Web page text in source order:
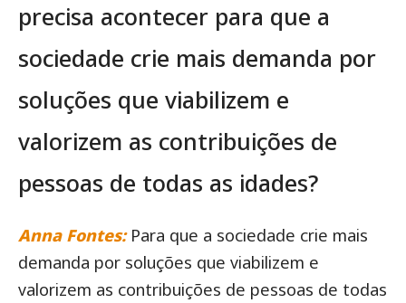
precisa acontecer para que a
sociedade crie mais demanda por
soluções que viabilizem e
valorizem as contribuições de
pessoas de todas as idades?
Anna Fontes: Para que a sociedade crie mais
demanda por soluções que viabilizem e
valorizem as contribuições de pessoas de todas